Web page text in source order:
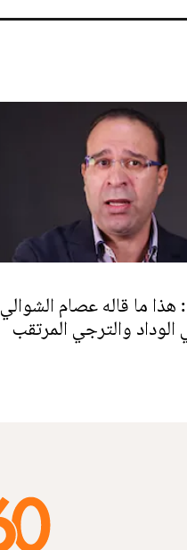
هذا ما قاله عصام الشوالي
الوداد والترجي المرتقب